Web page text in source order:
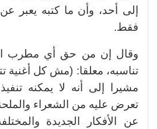
إلى أحد، وأن ما كتبه يعبر
فقط.
وقال إن من حق أي مطرب
تناسبه، معلقا: (مش كل أغنية
مشيرا إلى أنه لا يمكنه
تعرض عليه من الشعراء
عن الأفكار الجديدة